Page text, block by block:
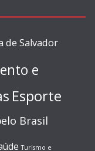
de Salvador
e
Esporte
Brasil
Turismo e